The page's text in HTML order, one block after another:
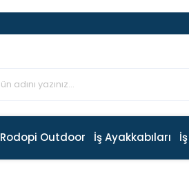
Rodopi Outdoor İş Ayakkabıları